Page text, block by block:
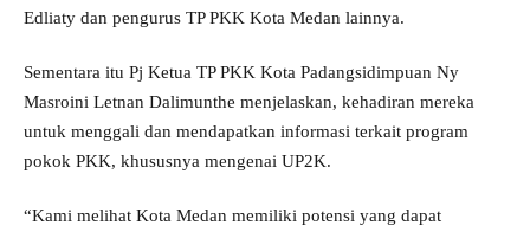
Edliaty dan pengurus TP PKK Kota Medan lainnya.
Sementara itu Pj Ketua TP PKK Kota Padangsidimpuan Ny
Masroini Letnan Dalimunthe menjelaskan, kehadiran mereka
untuk menggali dan mendapatkan informasi terkait program
pokok PKK, khususnya mengenai UP2K.
“Kami melihat Kota Medan memiliki potensi yang dapat